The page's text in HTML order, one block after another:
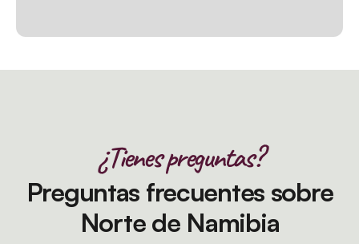
¿Tienes preguntas?
Preguntas frecuentes sobre
Norte de Namibia